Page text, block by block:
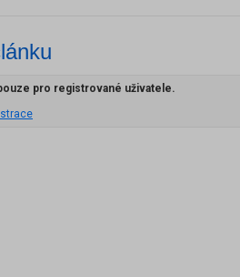
pro registrované uživatele.